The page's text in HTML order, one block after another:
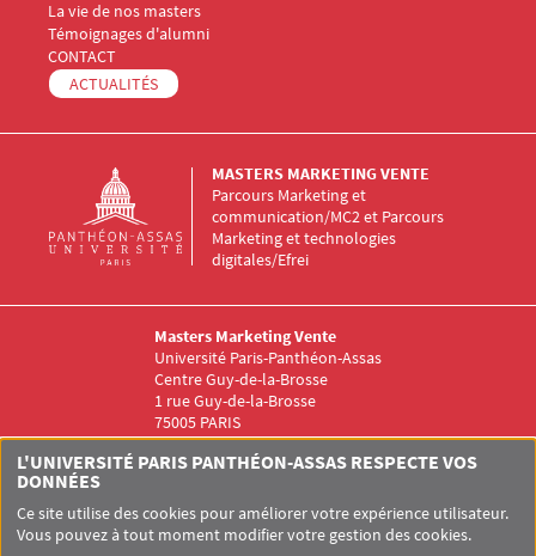
La vie de nos masters
Témoignages d'alumni
Menu Footer Masters Marketing 5
CONTACT
ACTUALITÉS
Parcours Marketing et
communication/MC2 et Parcours
Marketing et technologies
digitales/Efrei
MASTERS MARKETING VENTE
Masters Marketing Vente
Université Paris-Panthéon-Assas
Centre Guy-de-la-Brosse
1 rue Guy-de-la-Brosse
75005 PARIS
Menu RS Masters Marketing
L'UNIVERSITÉ PARIS PANTHÉON-ASSAS RESPECTE VOS
DONNÉES
Ce site utilise des cookies pour améliorer votre expérience utilisateur.
Vous pouvez à tout moment modifier votre gestion des cookies.